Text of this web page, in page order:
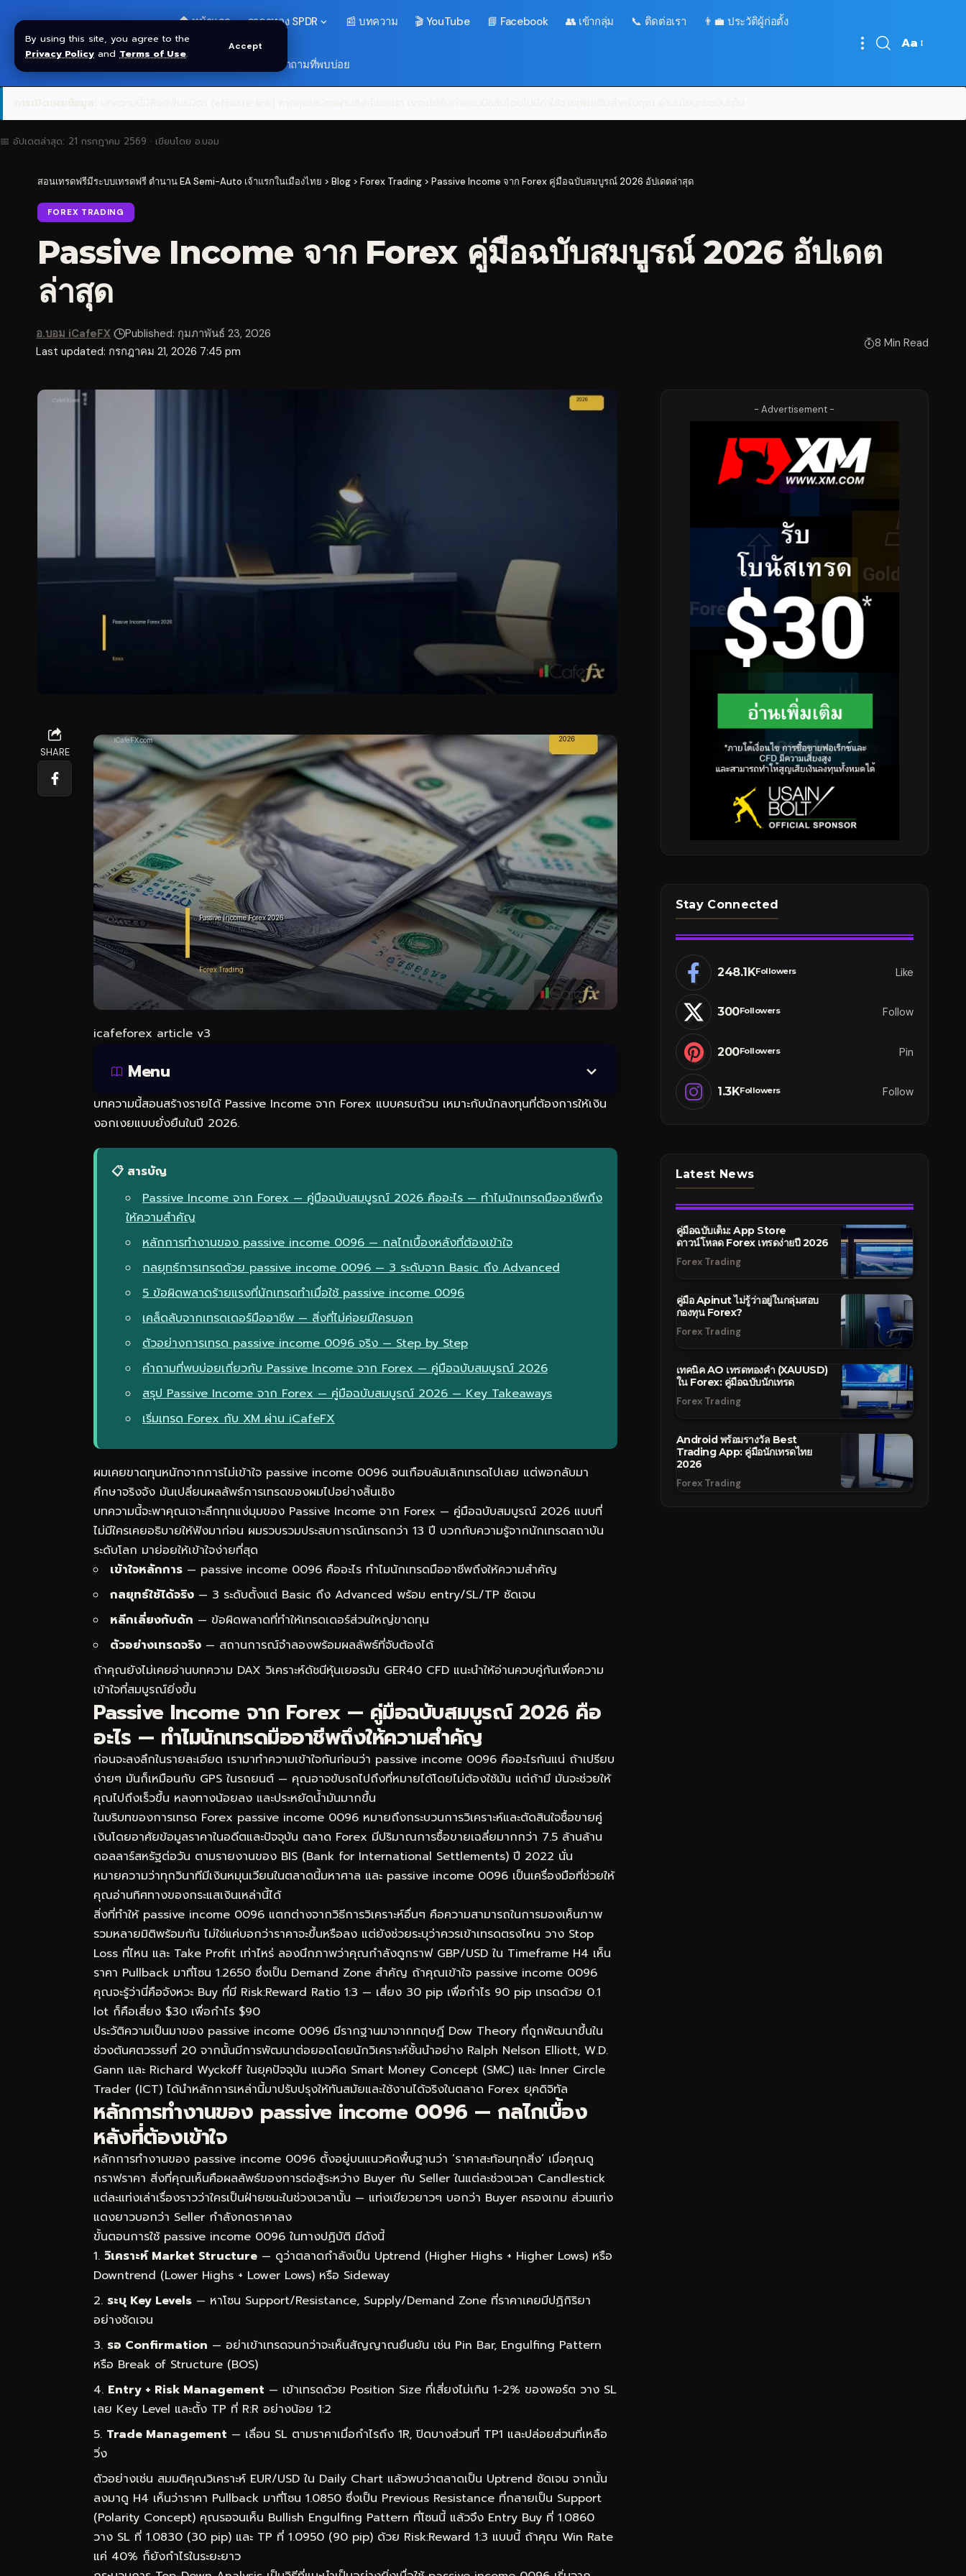
By using this site, you agree to the
Privacy Policy and Terms of Use.
Accept
🏠 หน้าแรก ราคาทอง SPDR 📰 บทความ 🎬 YouTube 📘 Facebook 👥 เข้ากลุ่ม 📞 ติดต่อเรา 👨‍💼 ประวัติผู้ก่อตั้ง
❓ คำถามที่พบบ่อย
Font
Aa
📅 อัปเดตล่าสุด: 21 กรกฎาคม 2569 · เขียนโดย อ.บอม
สอนเทรดฟรีมีระบบเทรดฟรี ตำนาน EA Semi-Auto เจ้าแรกในเมืองไทย > Blog > Forex Trading > Passive Income จาก Forex คู่มือฉบับสมบูรณ์ 2026 อัปเดตล่าสุด
FOREX TRADING
Passive Income จาก Forex คู่มือฉบับสมบูรณ์ 2026 อัปเดต
ล่าสุด
Last updated: กรกฎาคม 21, 2026 7:45 pm
อ.บอม iCafeFX Published: กุมภาพันธ์ 23, 2026
8 Min Read
SHARE
icafeforex article v3
Menu
บทความนี้สอนสร้างรายได้ Passive Income จาก Forex แบบครบถ้วน เหมาะกับนักลงทุนที่ต้องการให้เงิน
งอกเงยแบบยั่งยืนในปี 2026.
📋 สารบัญ
Passive Income จาก Forex — คู่มือฉบับสมบูรณ์ 2026 คืออะไร — ทำไมนักเทรดมืออาชีพถึง
ให้ความสำคัญ
หลักการทำงานของ passive income 0096 — กลไกเบื้องหลังที่ต้องเข้าใจ
กลยุทธ์การเทรดด้วย passive income 0096 — 3 ระดับจาก Basic ถึง Advanced
5 ข้อผิดพลาดร้ายแรงที่นักเทรดทำเมื่อใช้ passive income 0096
เคล็ดลับจากเทรดเดอร์มืออาชีพ — สิ่งที่ไม่ค่อยมีใครบอก
ตัวอย่างการเทรด passive income 0096 จริง — Step by Step
คำถามที่พบบ่อยเกี่ยวกับ Passive Income จาก Forex — คู่มือฉบับสมบูรณ์ 2026
สรุป Passive Income จาก Forex — คู่มือฉบับสมบูรณ์ 2026 — Key Takeaways
เริ่มเทรด Forex กับ XM ผ่าน iCafeFX
ผมเคยขาดทุนหนักจากการไม่เข้าใจ passive income 0096 จนเกือบล้มเลิกเทรดไปเลย แต่พอกลับมา
ศึกษาจริงจัง มันเปลี่ยนผลลัพธ์การเทรดของผมไปอย่างสิ้นเชิง
บทความนี้จะพาคุณเจาะลึกทุกแง่มุมของ Passive Income จาก Forex — คู่มือฉบับสมบูรณ์ 2026 แบบที่
ไม่มีใครเคยอธิบายให้ฟังมาก่อน ผมรวบรวมประสบการณ์เทรดกว่า 13 ปี บวกกับความรู้จากนักเทรดสถาบัน
ระดับโลก มาย่อยให้เข้าใจง่ายที่สุด
เข้าใจหลักการ — passive income 0096 คืออะไร ทำไมนักเทรดมืออาชีพถึงให้ความสำคัญ
กลยุทธ์ใช้ได้จริง — 3 ระดับตั้งแต่ Basic ถึง Advanced พร้อม entry/SL/TP ชัดเจน
หลีกเลี่ยงกับดัก — ข้อผิดพลาดที่ทำให้เทรดเดอร์ส่วนใหญ่ขาดทุน
ตัวอย่างเทรดจริง — สถานการณ์จำลองพร้อมผลลัพธ์ที่จับต้องได้
ถ้าคุณยังไม่เคยอ่านบทความ DAX วิเคราะห์ดัชนีหุ้นเยอรมัน GER40 CFD แนะนำให้อ่านควบคู่กันเพื่อความ
เข้าใจที่สมบูรณ์ยิ่งขึ้น
Passive Income จาก Forex — คู่มือฉบับสมบูรณ์ 2026 คือ
อะไร — ทำไมนักเทรดมืออาชีพถึงให้ความสำคัญ
ก่อนจะลงลึกในรายละเอียด เรามาทำความเข้าใจกันก่อนว่า passive income 0096 คืออะไรกันแน่ ถ้าเปรียบ
ง่ายๆ มันก็เหมือนกับ GPS ในรถยนต์ — คุณอาจขับรถไปถึงที่หมายได้โดยไม่ต้องใช้มัน แต่ถ้ามี มันจะช่วยให้
คุณไปถึงเร็วขึ้น หลงทางน้อยลง และประหยัดน้ำมันมากขึ้น
ในบริบทของการเทรด Forex passive income 0096 หมายถึงกระบวนการวิเคราะห์และตัดสินใจซื้อขายคู่
เงินโดยอาศัยข้อมูลราคาในอดีตและปัจจุบัน ตลาด Forex มีปริมาณการซื้อขายเฉลี่ยมากกว่า 7.5 ล้านล้าน
ดอลลาร์สหรัฐต่อวัน ตามรายงานของ BIS (Bank for International Settlements) ปี 2022 นั่น
หมายความว่าทุกวินาทีมีเงินหมุนเวียนในตลาดนี้มหาศาล และ passive income 0096 เป็นเครื่องมือที่ช่วยให้
คุณอ่านทิศทางของกระแสเงินเหล่านี้ได้
สิ่งที่ทำให้ passive income 0096 แตกต่างจากวิธีการวิเคราะห์อื่นๆ คือความสามารถในการมองเห็นภาพ
รวมหลายมิติพร้อมกัน ไม่ใช่แค่บอกว่าราคาจะขึ้นหรือลง แต่ยังช่วยระบุว่าควรเข้าเทรดตรงไหน วาง Stop
Loss ที่ไหน และ Take Profit เท่าไหร่ ลองนึกภาพว่าคุณกำลังดูกราฟ GBP/USD ใน Timeframe H4 เห็น
ราคา Pullback มาที่โซน 1.2650 ซึ่งเป็น Demand Zone สำคัญ ถ้าคุณเข้าใจ passive income 0096
คุณจะรู้ว่านี่คือจังหวะ Buy ที่มี Risk:Reward Ratio 1:3 — เสี่ยง 30 pip เพื่อกำไร 90 pip เทรดด้วย 0.1
lot ก็คือเสี่ยง $30 เพื่อกำไร $90
ประวัติความเป็นมาของ passive income 0096 มีรากฐานมาจากทฤษฎี Dow Theory ที่ถูกพัฒนาขึ้นใน
ช่วงต้นศตวรรษที่ 20 จากนั้นมีการพัฒนาต่อยอดโดยนักวิเคราะห์ชั้นนำอย่าง Ralph Nelson Elliott, W.D.
Gann และ Richard Wyckoff ในยุคปัจจุบัน แนวคิด Smart Money Concept (SMC) และ Inner Circle
Trader (ICT) ได้นำหลักการเหล่านี้มาปรับปรุงให้ทันสมัยและใช้งานได้จริงในตลาด Forex ยุคดิจิทัล
หลักการทำงานของ passive income 0096 — กลไกเบื้อง
หลังที่ต้องเข้าใจ
หลักการทำงานของ passive income 0096 ตั้งอยู่บนแนวคิดพื้นฐานว่า ‘ราคาสะท้อนทุกสิ่ง’ เมื่อคุณดู
กราฟราคา สิ่งที่คุณเห็นคือผลลัพธ์ของการต่อสู้ระหว่าง Buyer กับ Seller ในแต่ละช่วงเวลา Candlestick
แต่ละแท่งเล่าเรื่องราวว่าใครเป็นฝ่ายชนะในช่วงเวลานั้น — แท่งเขียวยาวๆ บอกว่า Buyer ครองเกม ส่วนแท่ง
แดงยาวบอกว่า Seller กำลังกดราคาลง
ขั้นตอนการใช้ passive income 0096 ในทางปฏิบัติ มีดังนี้
วิเคราะห์ Market Structure — ดูว่าตลาดกำลังเป็น Uptrend (Higher Highs + Higher Lows) หรือ
Downtrend (Lower Highs + Lower Lows) หรือ Sideway
ระบุ Key Levels — หาโซน Support/Resistance, Supply/Demand Zone ที่ราคาเคยมีปฏิกิริยา
อย่างชัดเจน
รอ Confirmation — อย่าเข้าเทรดจนกว่าจะเห็นสัญญาณยืนยัน เช่น Pin Bar, Engulfing Pattern
หรือ Break of Structure (BOS)
Entry + Risk Management — เข้าเทรดด้วย Position Size ที่เสี่ยงไม่เกิน 1-2% ของพอร์ต วาง SL
เลย Key Level และตั้ง TP ที่ R:R อย่างน้อย 1:2
Trade Management — เลื่อน SL ตามราคาเมื่อกำไรถึง 1R, ปิดบางส่วนที่ TP1 และปล่อยส่วนที่เหลือ
วิ่ง
ตัวอย่างเช่น สมมติคุณวิเคราะห์ EUR/USD ใน Daily Chart แล้วพบว่าตลาดเป็น Uptrend ชัดเจน จากนั้น
ลงมาดู H4 เห็นว่าราคา Pullback มาที่โซน 1.0850 ซึ่งเป็น Previous Resistance ที่กลายเป็น Support
(Polarity Concept) คุณรอจนเห็น Bullish Engulfing Pattern ที่โซนนี้ แล้วจึง Entry Buy ที่ 1.0860
วาง SL ที่ 1.0830 (30 pip) และ TP ที่ 1.0950 (90 pip) ด้วย Risk:Reward 1:3 แบบนี้ ถ้าคุณ Win Rate
แค่ 40% ก็ยังกำไรในระยะยาว
- Advertisement -
Stay Connected
248.1KFollowers Like
300Followers Follow
200Followers Pin
1.3KFollowers Follow
Latest News
คู่มือฉบับเต็ม: App Store
ดาวน์โหลด Forex เทรดง่ายปี 2026
Forex Trading
คู่มือ Apinut ไม่รู้ว่าอยู่ในกลุ่มสอบ
กองทุน Forex?
Forex Trading
เทคนิค AO เทรดทองคำ (XAUUSD)
ใน Forex: คู่มือฉบับนักเทรด
Forex Trading
Android พร้อมรางวัล Best
Trading App: คู่มือนักเทรดไทย
2026
Forex Trading